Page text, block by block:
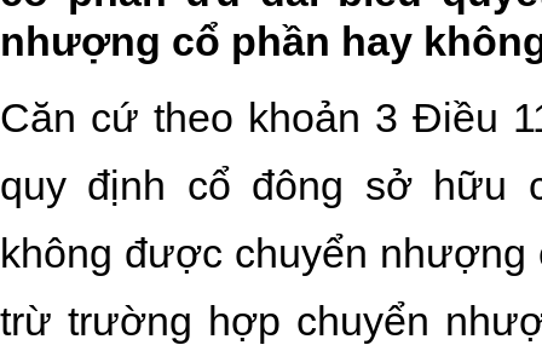
nhượng cổ phần hay
Căn cứ theo khoản 3 Điều
quy định cổ đông sở hữu
không được chuyển
trừ trường hợp chuyển